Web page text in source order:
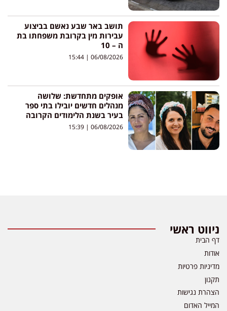
תושב באר שבע נאשם בביצוע
עבירות מין בקרובת משפחתו בת
ה – 10
06/08/2026
אופקים מתחדשת: שלושה
מנהלים חדשים יובילו בתי ספר
בעיר בשנת הלימודים הקרובה
06/08/2026
ניווט ראשי
דף הבית
אודות
מדיניות פרטיות
תקנון
הצהרת נגישות
המייל האדום